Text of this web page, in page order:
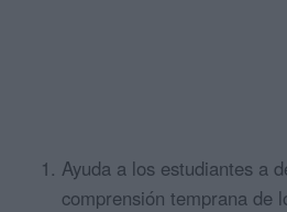
Ayuda a los estudiantes a
comprensión temprana de